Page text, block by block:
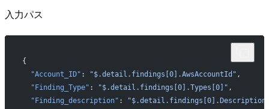
入力パス
{
  "Account_ID"
: "$.detail.findings[0].AwsAccountId" ,
  "Finding_Type"
: "$.detail.findings[0].Types[0]" ,
  "Finding_description"
: